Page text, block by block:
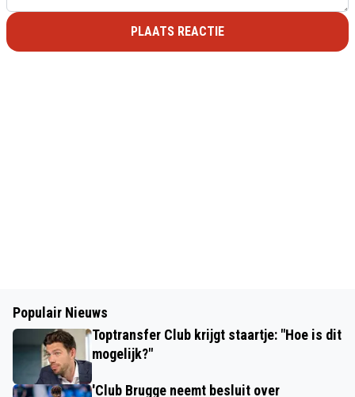
PLAATS REACTIE
Populair Nieuws
Toptransfer Club krijgt staartje: "Hoe is dit
mogelijk?"
'Club Brugge neemt besluit over